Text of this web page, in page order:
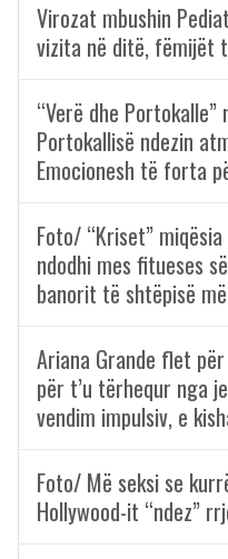
Virozat mbushin
vizita në ditë, fëmijët
“Verë dhe
Portokallisë ndezin
Emocionesh të forta
Foto/ “Kriset”
ndodhi mes fitueses
banorit të shtëpisë
Ariana Grande flet
për t’u tërhequr nga
vendim impulsiv, e
Foto/ Më seksi se
Hollywood-it “ndez”